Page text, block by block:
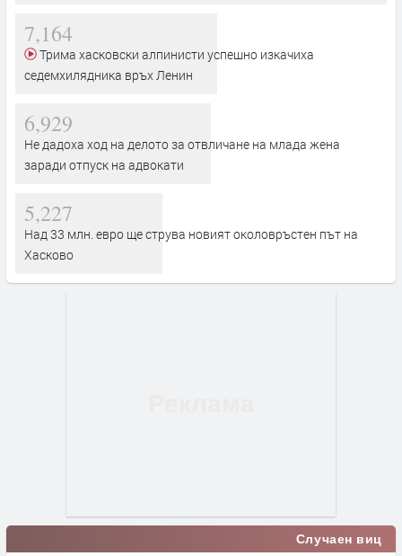
7,164
седемхилядника връх Ленин
6,929
Не дадоха ход на делото за отвличане на млада жена
заради отпуск на адвокати
5,227
Над 33 млн. евро ще струва новият околовръстен път на
Хасково
Случаен виц